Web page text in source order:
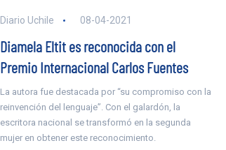
Diario Uchile 08-04-2021
Diamela Eltit es reconocida con el
Premio Internacional Carlos Fuentes
La autora fue destacada por “su compromiso con la
reinvención del lenguaje”. Con el galardón, la
escritora nacional se transformó en la segunda
mujer en obtener este reconocimiento.